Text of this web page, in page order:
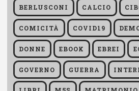
BERLUSCONI CALCIO
COMICITÀ COVID19
DONNE EBOOK EBREI
GOVERNO GUERRA